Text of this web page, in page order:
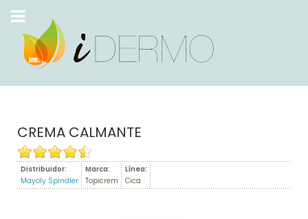
CREMA CALMANTE
Distribuidor:
Mayoly Spindler
Marca:
Topicrem
Línea:
Cica